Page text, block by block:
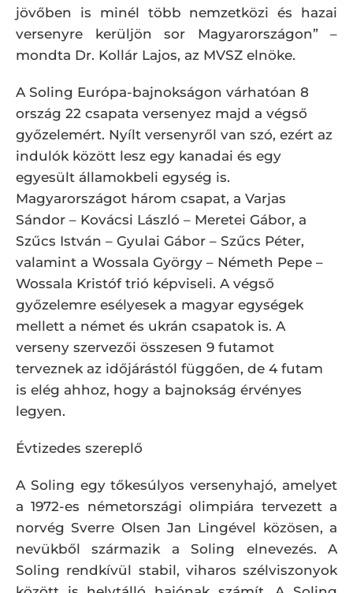
jövőben is minél több nemzetközi és hazai
versenyre kerüljön sor Magyarországon” –
mondta Dr. Kollár Lajos, az MVSZ elnöke.
A Soling Európa-bajnokságon várhatóan 8
ország 22 csapata versenyez majd a végső
győzelemért. Nyílt versenyről van szó, ezért az
indulók között lesz egy kanadai és egy
egyesült államokbeli egység is.
Magyarországot három csapat, a Varjas
Sándor – Kovácsi László – Meretei Gábor, a
Szűcs István – Gyulai Gábor – Szűcs Péter,
valamint a Wossala György – Németh Pepe –
Wossala Kristóf trió képviseli. A végső
győzelemre esélyesek a magyar egységek
mellett a német és ukrán csapatok is. A
verseny szervezői összesen 9 futamot
terveznek az időjárástól függően, de 4 futam
is elég ahhoz, hogy a bajnokság érvényes
legyen.
Évtizedes szereplő
A Soling egy tőkesúlyos versenyhajó, amelyet
a 1972-es németországi olimpiára tervezett a
norvég Sverre Olsen Jan Lingével közösen, a
nevükből származik a Soling elnevezés. A
Soling rendkívül stabil, viharos szélviszonyok